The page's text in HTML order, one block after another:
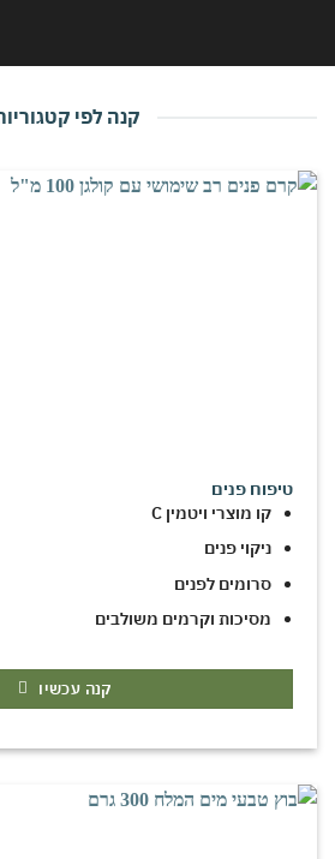
קנה לפי קטגוריות
טיפוח פנים
קו מוצרי ויטמין C
ניקוי פנים
סרומים לפנים
מסיכות וקרמים משולבים
קנה עכשיו